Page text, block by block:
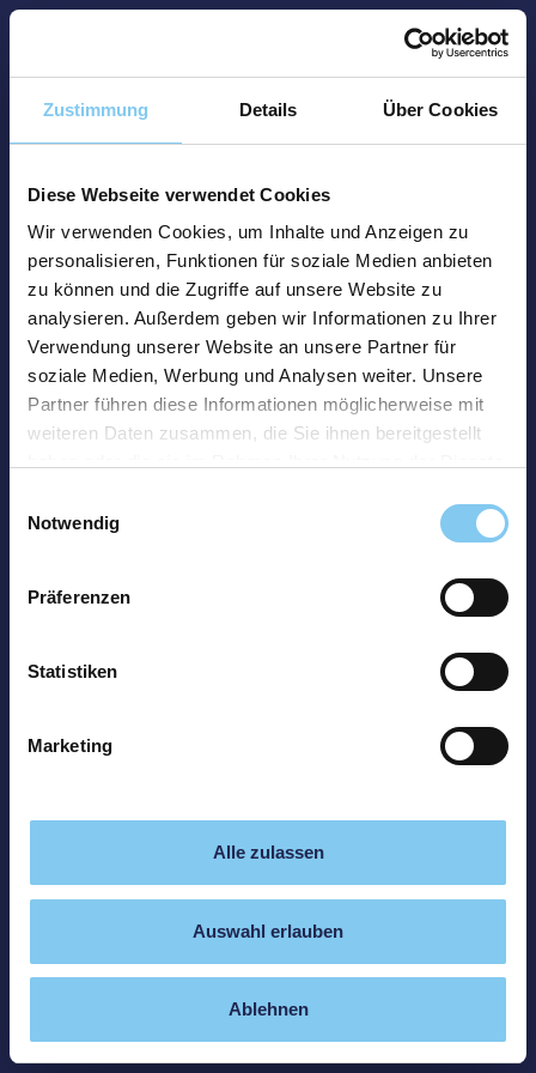
Zustimmung Details Über Cookies
Diese Webseite verwendet Cookies
Wir verwenden Cookies, um Inhalte und Anzeigen zu
personalisieren, Funktionen für soziale Medien anbieten
zu können und die Zugriffe auf unsere Website zu
analysieren. Außerdem geben wir Informationen zu Ihrer
Verwendung unserer Website an unsere Partner für
soziale Medien, Werbung und Analysen weiter. Unsere
Partner führen diese Informationen möglicherweise mit
weiteren Daten zusammen, die Sie ihnen bereitgestellt
Notwendig
Präferenzen
Statistiken
Marketing
Alle zulassen
Auswahl erlauben
Ablehnen